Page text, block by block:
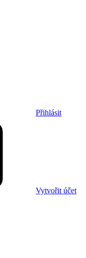
Přihlásit
Vytvořit účet